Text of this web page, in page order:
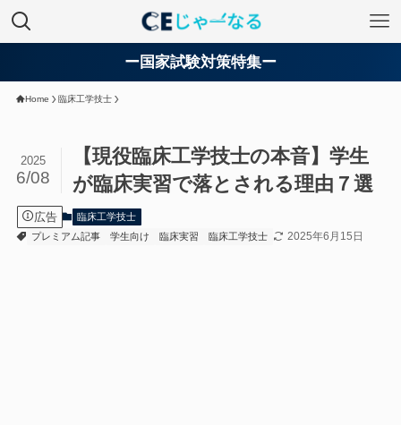
ー国家試験対策特集ー
Home 臨床工学技士
【現役臨床工学技士の本音】学生
が臨床実習で落とされる理由７選
2025
6/08
広告
臨床工学技士
プレミアム記事
学生向け 臨床実習 臨床工学技士 2025年6月15日